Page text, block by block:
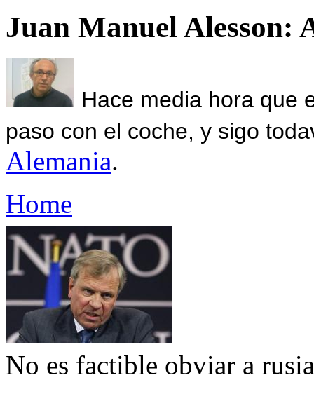
Juan Manuel Alesson:
Hace media hora que
paso con el coche, y sigo
Alemania.
Home
No es factible obviar a rusia